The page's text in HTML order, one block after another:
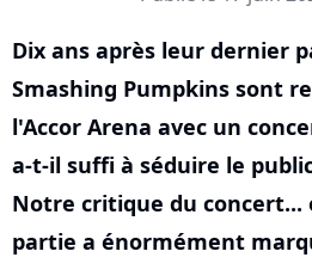
Dix ans après leur dernier
Smashing Pumpkins sont
l'Accor Arena avec un
a-t-il suffi à séduire le
Notre critique du concert...
partie a énormément